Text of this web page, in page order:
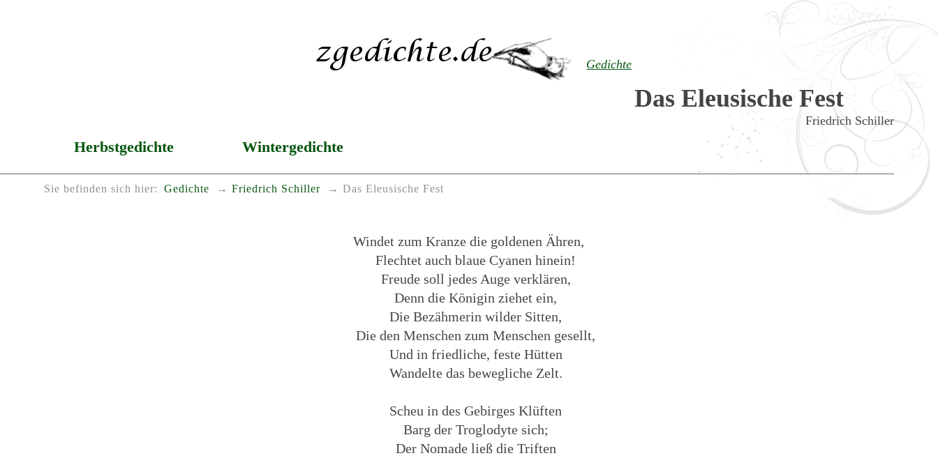
Gedichte
Das Eleusische Fest
Friedrich Schiller
Herbstgedichte Wintergedichte
Sie befinden sich hier: Gedichte Friedrich Schiller Das Eleusische Fest
Windet zum Kranze die goldenen Ähren,
Flechtet auch blaue Cyanen hinein!
Freude soll jedes Auge verklären,
Denn die Königin ziehet ein,
Die Bezähmerin wilder Sitten,
Die den Menschen zum Menschen gesellt,
Und in friedliche, feste Hütten
Wandelte das bewegliche Zelt.
Scheu in des Gebirges Klüften
Barg der Troglodyte sich;
Der Nomade ließ die Triften